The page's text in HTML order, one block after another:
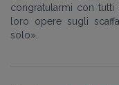
congratularmi con
loro opere sugli
solo».